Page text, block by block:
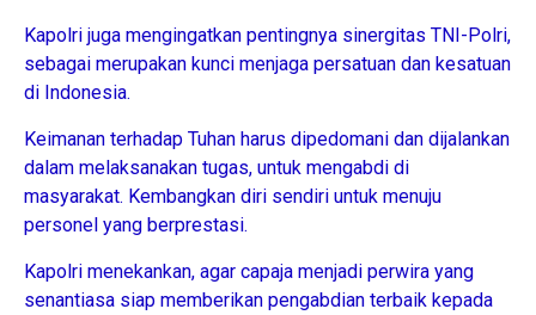
Kapolri juga mengingatkan pentingnya sinergitas TNI-Polri,
sebagai merupakan kunci menjaga persatuan dan kesatuan
di Indonesia.
Keimanan terhadap Tuhan harus dipedomani dan dijalankan
dalam melaksanakan tugas, untuk mengabdi di
masyarakat. Kembangkan diri sendiri untuk menuju
personel yang berprestasi.
Kapolri menekankan, agar capaja menjadi perwira yang
senantiasa siap memberikan pengabdian terbaik kepada